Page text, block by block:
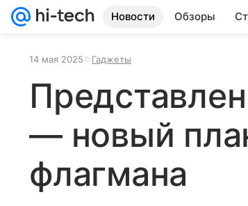
Новости Обзоры
14 мая 2025 Гаджеты
— новый
флагмана